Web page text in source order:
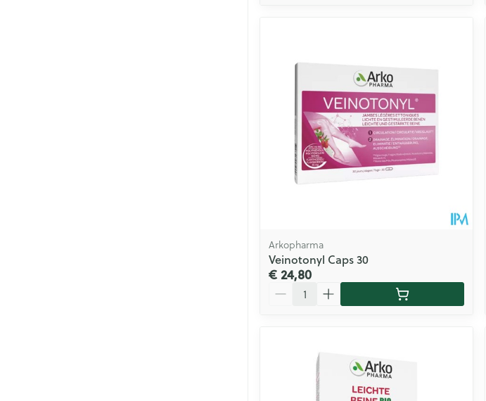
Arkopharma
Veinotonyl Caps 30
€ 24,80